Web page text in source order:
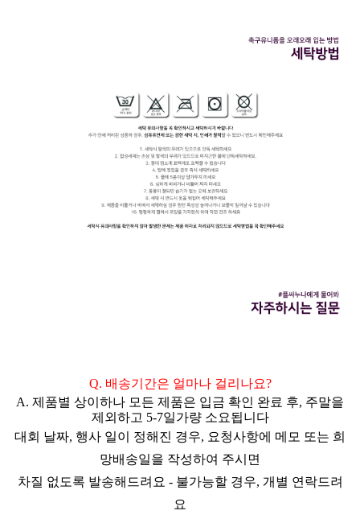
Q. 배송기간은 얼마나 걸리나요?
A. 제품별 상이하나 모든 제품은 입금 확인 완료 후, 주말을
제외하고 5-7일가량 소요됩니다
대회 날짜, 행사 일이 정해진 경우, 요청사항에 메모 또는 희
망배송일을 작성하여 주시면
차질 없도록 발송해드려요 - 불가능할 경우, 개별 연락드려
요